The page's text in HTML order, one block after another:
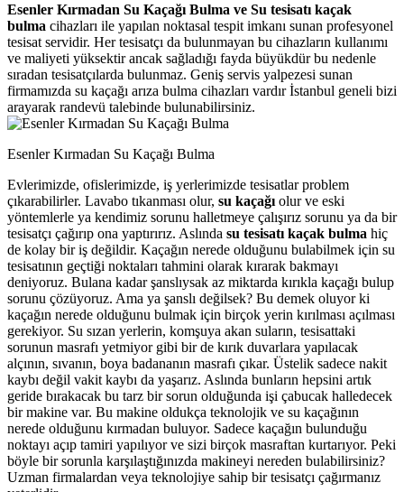
Esenler Kırmadan Su Kaçağı Bulma ve Su tesisatı kaçak
bulma cihazları ile yapılan noktasal tespit imkanı sunan profesyonel
tesisat servidir. Her tesisatçı da bulunmayan bu cihazların kullanımı
ve maliyeti yüksektir ancak sağladığı fayda büyükdür bu nedenle
sıradan tesisatçılarda bulunmaz. Geniş servis yalpezesi sunan
firmamızda su kaçağı arıza bulma cihazları vardır İstanbul geneli bizi
arayarak randevü talebinde bulunabilirsiniz.
Esenler Kırmadan Su Kaçağı Bulma
Evlerimizde, ofislerimizde, iş yerlerimizde tesisatlar problem
çıkarabilirler. Lavabo tıkanması olur, su kaçağı olur ve eski
yöntemlerle ya kendimiz sorunu halletmeye çalışırız sorunu ya da bir
tesisatçı çağırıp ona yaptırırız. Aslında su tesisatı kaçak bulma hiç
de kolay bir iş değildir. Kaçağın nerede olduğunu bulabilmek için su
tesisatının geçtiği noktaları tahmini olarak kırarak bakmayı
deniyoruz. Bulana kadar şanslıysak az miktarda kırıkla kaçağı bulup
sorunu çözüyoruz. Ama ya şanslı değilsek? Bu demek oluyor ki
kaçağın nerede olduğunu bulmak için birçok yerin kırılması açılması
gerekiyor. Su sızan yerlerin, komşuya akan suların, tesisattaki
sorunun masrafı yetmiyor gibi bir de kırık duvarlara yapılacak
alçının, sıvanın, boya badananın masrafı çıkar. Üstelik sadece nakit
kaybı değil vakit kaybı da yaşarız. Aslında bunların hepsini artık
geride bırakacak bu tarz bir sorun olduğunda işi çabucak halledecek
bir makine var. Bu makine oldukça teknolojik ve su kaçağının
nerede olduğunu kırmadan buluyor. Sadece kaçağın bulunduğu
noktayı açıp tamiri yapılıyor ve sizi birçok masraftan kurtarıyor. Peki
böyle bir sorunla karşılaştığınızda makineyi nereden bulabilirsiniz?
Uzman firmalardan veya teknolojiye sahip bir tesisatçı çağırmanız